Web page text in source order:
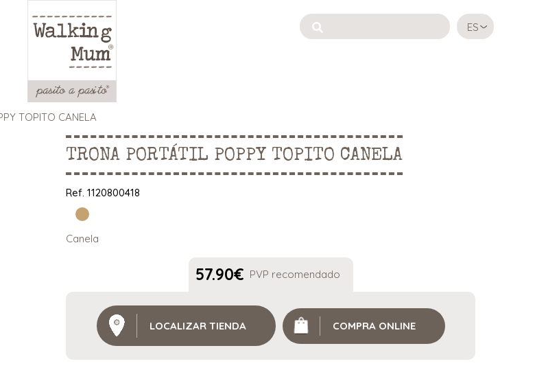
ES
TOPITO CANELA
TRONA PORTÁTIL POPPY TOPITO CANELA
Ref.1120800418
Canela
57.90€ PVP recomendado
LOCALIZAR TIENDA COMPRA ONLINE